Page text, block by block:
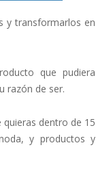
y transformarlos en
que pudiera
razón de ser.
dentro de 15
y productos y